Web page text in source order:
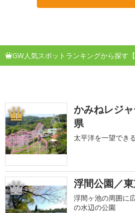
GW人気スポットランキングから探す【
1
かみねレジ
県
太平洋を一望でき
2 浮間公園／
浮間ヶ池の周囲に
の水辺の公園